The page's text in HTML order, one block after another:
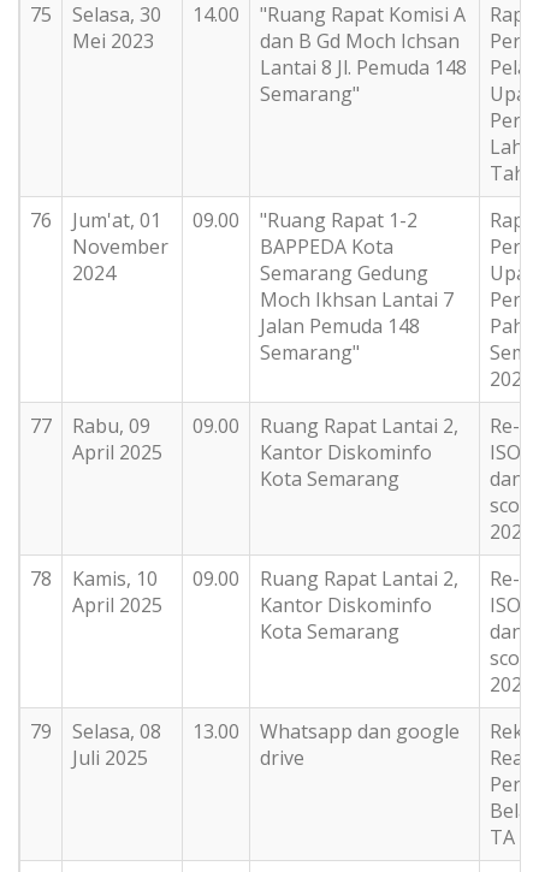
75
Selasa, 30
Mei 2023
14.00
"Ruang Rapat Komisi A
dan B Gd Moch Ichsan
Lantai 8 Jl. Pemuda 148
Semarang"
76
Jum'at, 01
November
2024
09.00
"Ruang Rapat 1-2
BAPPEDA Kota
Semarang Gedung
Moch Ikhsan Lantai 7
Jalan Pemuda 148
Semarang"
2024
77
Rabu, 09
April 2025
09.00
Ruang Rapat Lantai 2,
Kantor Diskominfo
Kota Semarang
Re-
ISO
dan
2025
78
Kamis, 10
April 2025
09.00
Ruang Rapat Lantai 2,
Kantor Diskominfo
Kota Semarang
Re-
ISO
dan
2025
79
Selasa, 08
Juli 2025
13.00
Whatsapp dan google
drive
TA